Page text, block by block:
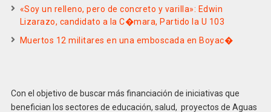
«Soy un relleno, pero de concreto y varilla»: Edwin
Lizarazo, candidato a la C�mara, Partido la U 103
Muertos 12 militares en una emboscada en Boyac�
Con el objetivo de buscar más financiación de iniciativas que
benefician los sectores de educación, salud, proyectos de Aguas